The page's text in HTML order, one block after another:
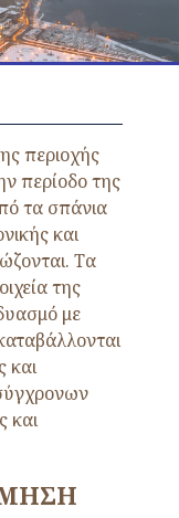
περιοχής
περίοδο της
τα σπάνια
και
Τα
της
με
και
και